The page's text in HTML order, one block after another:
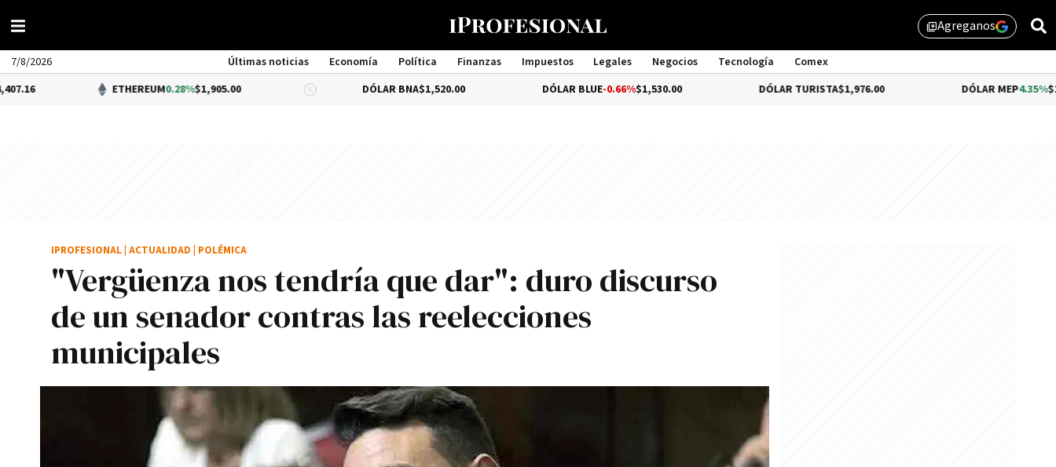
library_addAgreganos
7/8/2026 Últimas noticias Economía Política Finanzas Impuestos Legales Negocios Tecnología
Comex
Management
ETHEREUM0.28%$1,905.00 DÓLAR BNA $1,520.00 -0.66%$1,530.00 DÓLAR TURISTA$1,976.00 4.35%$1,579.46
"Vergüenza nos tendría que dar": duro discurso
de un senador contras las reelecciones
municipales
IPROFESIONAL ACTUALIDAD POLÉMICA